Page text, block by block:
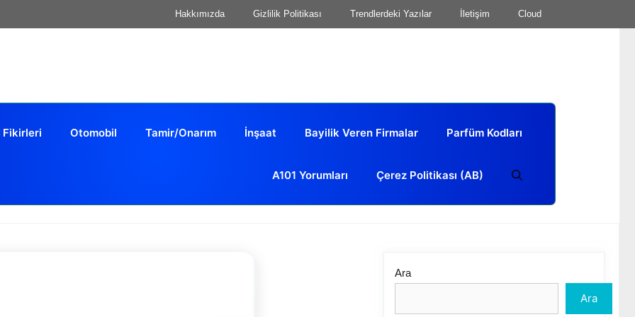
Hakkımızda Gizlilik Politikası Trendlerdeki Yazılar İletişim Cloud
Fikirleri Otomobil Tamir/Onarım İnşaat Bayilik Veren Firmalar Parfüm Kodları
A101 Yorumları Çerez Politikası (AB)
Ara
Ara